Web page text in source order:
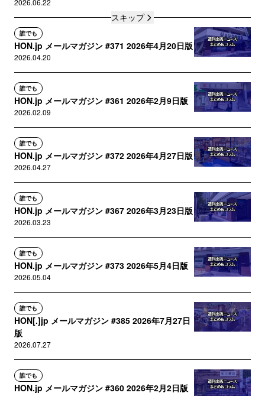
2026.06.22
誰でも
HON.jp メールマガジン #371 2026年4月20日版
2026.04.20
誰でも
HON.jp メールマガジン #361 2026年2月9日版
2026.02.09
誰でも
HON.jp メールマガジン #372 2026年4月27日版
2026.04.27
誰でも
HON.jp メールマガジン #367 2026年3月23日版
2026.03.23
誰でも
HON.jp メールマガジン #373 2026年5月4日版
2026.05.04
誰でも
HON[.]jp メールマガジン #385 2026年7月27日
版
2026.07.27
誰でも
HON.jp メールマガジン #360 2026年2月2日版
スキップ